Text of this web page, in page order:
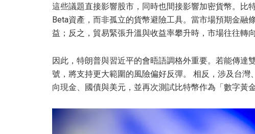
這些議題直接影響股市，同時也間接影響加密貨幣。比
Beta資產，而非孤立的貨幣避險工具。當市場預期金融
益；反之，貿易緊張升溫與收益率攀升時，市場往往轉
因此，特朗普與習近平的會晤語調格外重要。若能傳達
號，將支持更大範圍的風險偏好反彈。 相反，涉及台
向現金、國債與美元，並再次測試比特幣作為「數字黃